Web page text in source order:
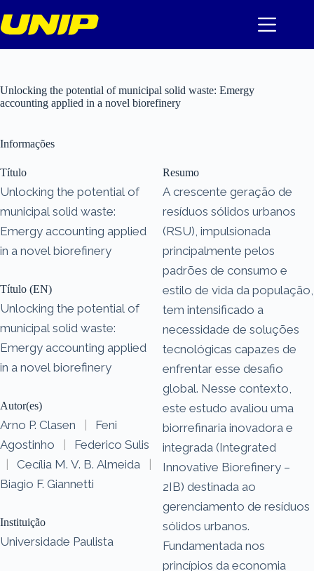
para
o
Unlocking the potential of municipal solid waste: Emergy
accounting applied in a novel biorefinery
Informações
Título
Unlocking the potential of
municipal solid waste:
Emergy accounting applied
in a novel biorefinery
Título (EN)
Unlocking the potential of
municipal solid waste:
Emergy accounting applied
in a novel biorefinery
Autor(es)
Arno P. Clasen |
Feni
Agostinho
|
Federico Sulis
|
Cecília M. V. B. Almeida
|
Biagio F. Giannetti
Instituição
Universidade Paulista
Resumo
A crescente geração de
resíduos sólidos urbanos
(RSU), impulsionada
principalmente pelos
padrões de consumo e
estilo de vida da população,
tem intensificado a
necessidade de soluções
tecnológicas capazes de
enfrentar esse desafio
global. Nesse contexto,
este estudo avaliou uma
biorrefinaria inovadora e
integrada (Integrated
Innovative Biorefinery –
2IB) destinada ao
gerenciamento de resíduos
sólidos urbanos.
Fundamentada nos
princípios da economia